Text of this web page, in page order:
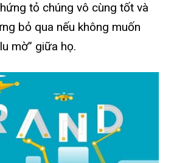
tỏ chúng vô cùng tốt và
bỏ qua nếu không muốn
mờ” giữa họ.